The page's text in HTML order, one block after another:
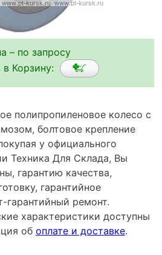
– по запросу
Корзину:
полипропиленовое колесо с
болтовое крепление
у официального
Техника Для Склада, Вы
гарантию качества,
гарантийное
гарантийный ремонт.
характеристики доступны
об оплате и доставке.